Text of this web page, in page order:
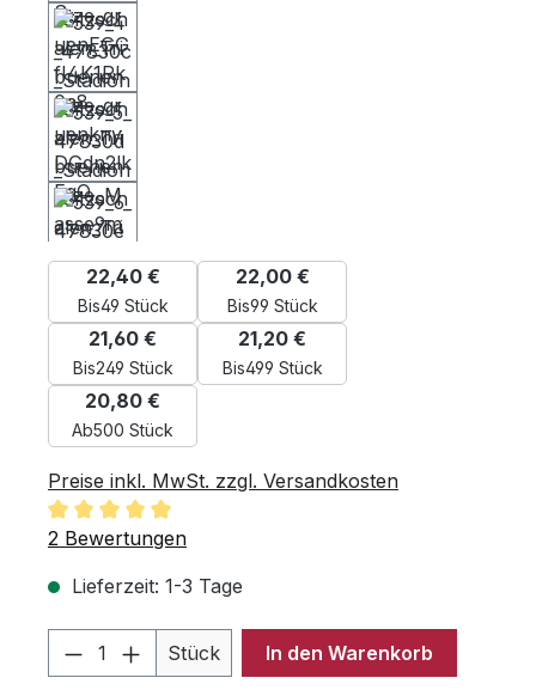
Bis49 Stück
22,40 €
Bis99 Stück
22,00 €
Bis249 Stück
21,60 €
Bis499 Stück
21,20 €
Ab500 Stück
20,80 €
Preise inkl. MwSt. zzgl. Versandkosten
Durchschnittliche Bewertung von 5 von 5 Sternen
2 Bewertungen
Lieferzeit: 1-3 Tage
Produkt Anzahl: Gib den
Stück In den Warenkorb